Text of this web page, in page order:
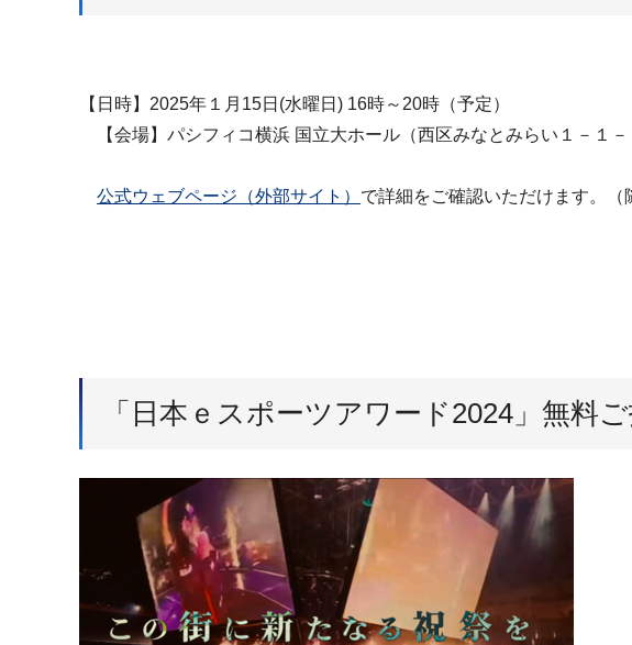
【日時】2025年１月15日(水曜日) 16時～20時（予定）
【会場】パシフィコ横浜 国立大ホール（西区みなとみらい１－１－
公式ウェブページ（外部サイト） で詳細をご確認いただけます。（
「日本ｅスポーツアワード2024」無